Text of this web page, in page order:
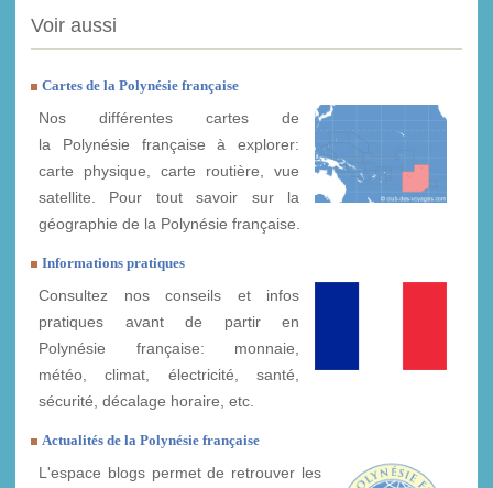
Voir aussi
Cartes de la Polynésie française
Nos différentes cartes de
la Polynésie française à explorer:
carte physique, carte routière, vue
satellite. Pour tout savoir sur la
géographie de la Polynésie française.
Informations pratiques
Consultez nos conseils et infos
pratiques avant de partir en
Polynésie française: monnaie,
météo, climat, électricité, santé,
sécurité, décalage horaire, etc.
Actualités de la Polynésie française
L'espace blogs permet de retrouver les